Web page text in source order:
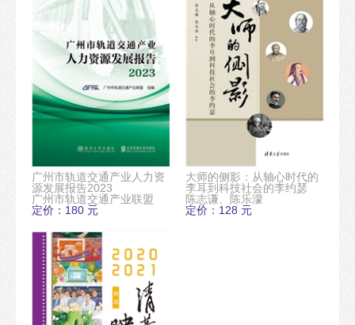
广州市轨道交通产业人力资
源发展报告2023
广州市轨道交通产业联盟
定价：180 元
大师的侧影：从轴心时代的
李耳到科技社会的李约瑟
陈志谦、陈乐濛
定价：128 元